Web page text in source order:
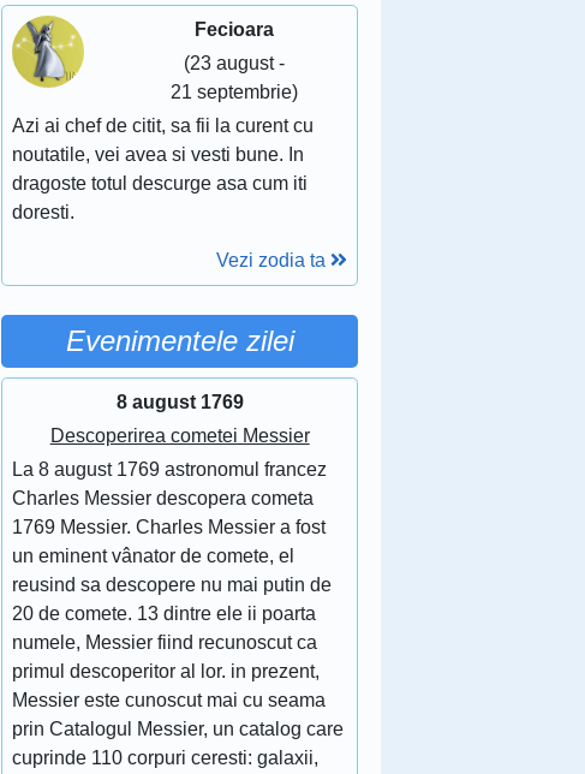
Fecioara
(23 august -
21 septembrie)
Azi ai chef de citit, sa fii la curent cu
noutatile, vei avea si vesti bune. In
dragoste totul descurge asa cum iti
doresti.
Vezi zodia ta
Evenimentele zilei
8 august 1769
Descoperirea cometei Messier
La 8 august 1769 astronomul francez
Charles Messier descopera cometa
1769 Messier. Charles Messier a fost
un eminent vânator de comete, el
reusind sa descopere nu mai putin de
20 de comete. 13 dintre ele ii poarta
numele, Messier fiind recunoscut ca
primul descoperitor al lor. in prezent,
Messier este cunoscut mai cu seama
prin Catalogul Messier, un catalog care
cuprinde 110 corpuri ceresti: galaxii,